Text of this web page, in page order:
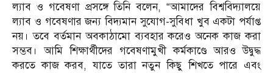
ল্যাব ও গবেষণা প্রসঙ্গে তিনি বলেন, “আমাদের বিশ্ববিদ্যালয়ে
ল্যাব ও গবেষণার জন্য বিদ্যমান সুযোগ-সুবিধা খুব একটা পর্যাপ্ত
নয়। তবে বর্তমান অবকাঠামো ব্যবহার করেও অনেক কাজ করা
সম্ভব। আমি শিক্ষার্থীদের গবেষণামুখী কর্মকাণ্ডে আরও উদ্বুদ্ধ
করতে কাজ করব, যাতে তারা নতুন কিছু শিখতে পারে এবং